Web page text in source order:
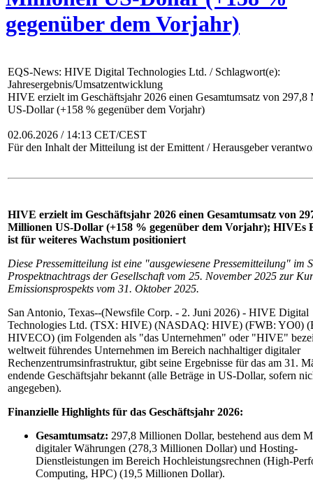
gegenüber dem Vorjahr)
EQS-News: HIVE Digital Technologies Ltd. / Schlagwort(e):
Jahresergebnis/Umsatzentwicklung
HIVE erzielt im Geschäftsjahr 2026 einen Gesamtumsatz von 297,8
US-Dollar (+158 % gegenüber dem Vorjahr)
02.06.2026 / 14:13 CET/CEST
Für den Inhalt der Mitteilung ist der Emittent / Herausgeber
HIVE erzielt im Geschäftsjahr 2026 einen Gesamtumsatz von
Millionen US-Dollar (+158 % gegenüber dem Vorjahr); HIVEs
ist für weiteres Wachstum positioniert
Diese Pressemitteilung ist eine "ausgewiesene Pressemitteilung" im
Prospektnachtrags der Gesellschaft vom 25. November 2025 zur
Emissionsprospekts vom 31. Oktober 2025.
San Antonio, Texas--(Newsfile Corp. - 2. Juni 2026) - HIVE Digital
Technologies Ltd. (TSX: HIVE) (NASDAQ: HIVE) (FWB: YO0)
HIVECO) (im Folgenden als "das Unternehmen" oder "HIVE"
weltweit führendes Unternehmen im Bereich nachhaltiger digitaler
Rechenzentrumsinfrastruktur, gibt seine Ergebnisse für das am 31.
endende Geschäftsjahr bekannt (alle Beträge in US-Dollar, sofern
angegeben).
Finanzielle Highlights für das Geschäftsjahr 2026:
Gesamtumsatz: 297,8 Millionen Dollar, bestehend aus dem
digitaler Währungen (278,3 Millionen Dollar) und Hosting-
Dienstleistungen im Bereich Hochleistungsrechnen (High-
Computing, HPC) (19,5 Millionen Dollar).